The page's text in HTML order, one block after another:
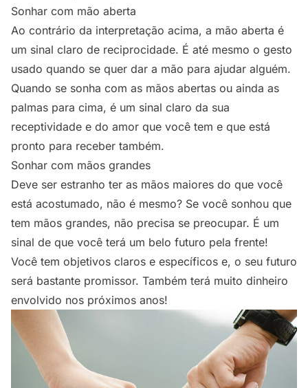
Sonhar com mão aberta
Ao contrário da interpretação acima, a mão aberta é
um sinal claro de reciprocidade. É até mesmo o gesto
usado quando se quer dar a mão para ajudar alguém.
Quando se sonha com as mãos abertas ou ainda as
palmas para cima, é um sinal claro da sua
receptividade e do amor que você tem e que está
pronto para receber também.
Sonhar com mãos grandes
Deve ser estranho ter as mãos maiores do que você
está acostumado, não é mesmo? Se você sonhou que
tem mãos grandes, não precisa se preocupar. É um
sinal de que você terá um belo futuro pela frente!
Você tem objetivos claros e específicos e, o seu futuro
será bastante promissor. Também terá muito dinheiro
envolvido nos próximos anos!